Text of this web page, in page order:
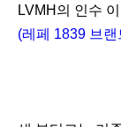
LVMH의 인수
(레페 1839 브